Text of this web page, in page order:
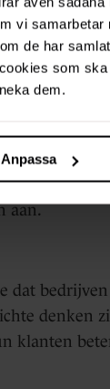
vi
de har
som
dem.
Anpassa
die
zorgt voor
meegroeien
aan.
dat
denken
klanten